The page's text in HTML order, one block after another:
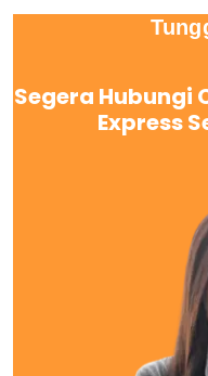
Segera Hubungi
Express